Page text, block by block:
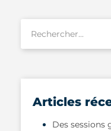
Articles
Des sessions